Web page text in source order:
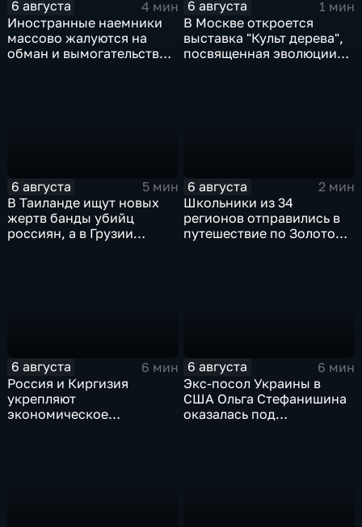
6 августа
4 мин
Иностранные наемники
массово жалуются на
обман и вымогательство
6 августа
1 мин
В Москве откроется
выставка "Культ дерева",
посвященная эволюции
6 августа
5 мин
В Таиланде ищут новых
жертв банды убийц
россиян, а в Грузии
6 августа
2 мин
Школьники из 34
регионов отправились в
путешествие по Золотому
6 августа
6 мин
Россия и Киргизия
укрепляют
экономическое
6 августа
6 мин
Экс-посол Украины в
США Ольга Стефанишина
оказалась под